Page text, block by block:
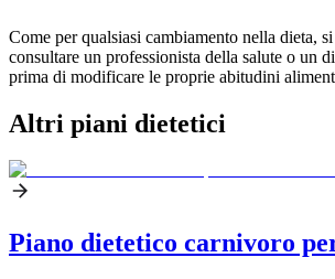
Come per qualsiasi cambiamento nella dieta,
consultare un professionista della salute o un
prima di modificare le proprie abitudini
Altri piani dietetici
Piano dietetico carnivoro